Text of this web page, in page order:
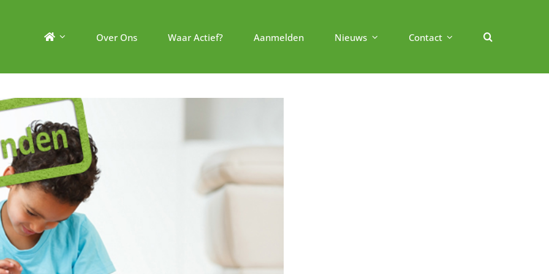
Over Ons Waar Actief? Aanmelden Nieuws Contact